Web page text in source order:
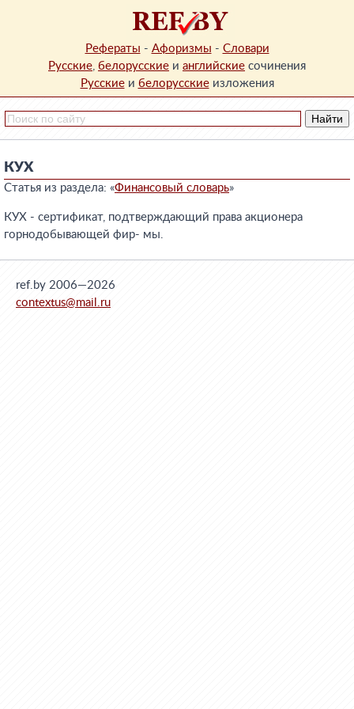
Рефераты - Афоризмы - Словари
Русские, белорусские и английские сочинения
Русскиеи белорусскиеизложения
КУХ
Статья из раздела: «Финансовый словарь»
КУХ - сертификат, подтверждающий права акционера
горнодобывающей фир- мы.
ref.by 2006—2026
contextus@mail.ru